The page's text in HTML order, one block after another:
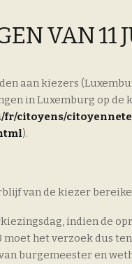
VAN 11
aan kiezers
in Luxemburg op de
citoyens/
).
van de kiezer
indien de
het verzoek dus
burgemeester en